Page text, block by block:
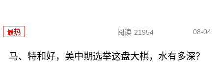
最热 阅读 21954 08-04
马、特和好，美中期选举这盘大棋，水有多深？